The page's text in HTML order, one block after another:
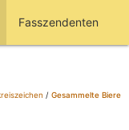
Fasszendenten
/ Gesammelte Biere